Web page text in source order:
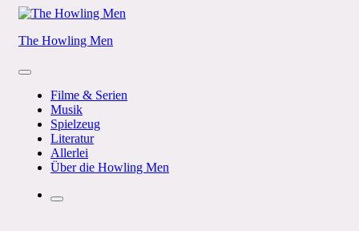
Skip
content
The Howling Men
Menu
Filme & Serien
Musik
Spielzeug
Literatur
Allerlei
Über die Howling Men
Search